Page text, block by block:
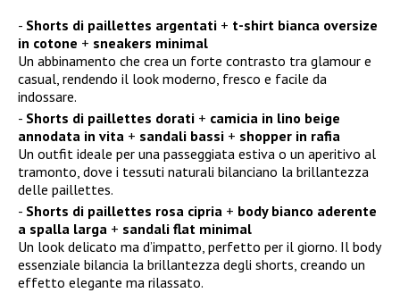
Shorts di paillettes argentati + t-shirt bianca oversize
in cotone + sneakers minimal
Un abbinamento che crea un forte contrasto tra glamour e
casual, rendendo il look moderno, fresco e facile da
indossare.
Shorts di paillettes dorati + camicia in lino beige
annodata in vita + sandali bassi + shopper in rafia
Un outfit ideale per una passeggiata estiva o un aperitivo al
tramonto, dove i tessuti naturali bilanciano la brillantezza
delle paillettes.
Shorts di paillettes rosa cipria + body bianco aderente
a spalla larga + sandali flat minimal
Un look delicato ma d’impatto, perfetto per il giorno. Il body
essenziale bilancia la brillantezza degli shorts, creando un
effetto elegante ma rilassato.